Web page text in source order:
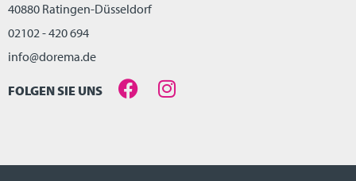
40880 Ratingen-Düsseldorf
02102 - 420 694
info@dorema.de
FOLGEN SIE UNS